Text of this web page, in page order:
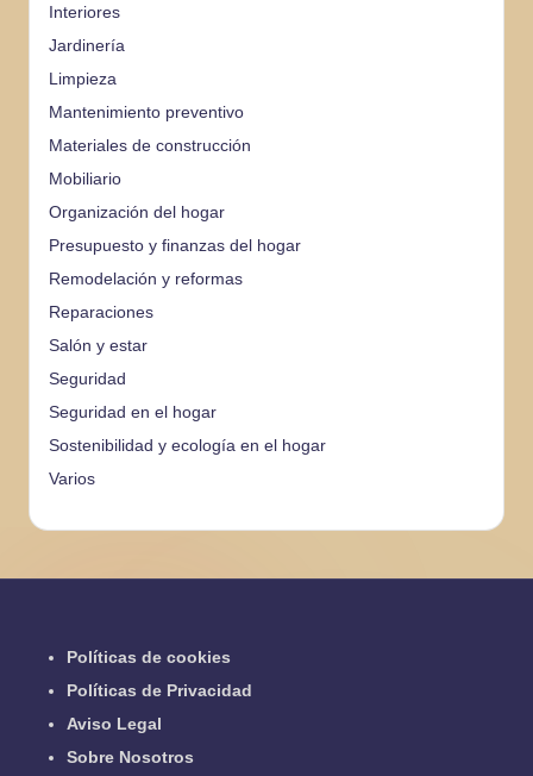
Interiores
Jardinería
Limpieza
Mantenimiento preventivo
Materiales de construcción
Mobiliario
Organización del hogar
Presupuesto y finanzas del hogar
Remodelación y reformas
Reparaciones
Salón y estar
Seguridad
Seguridad en el hogar
Sostenibilidad y ecología en el hogar
Varios
Políticas de cookies
Políticas de Privacidad
Aviso Legal
Sobre Nosotros